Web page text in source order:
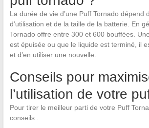
La durée de vie d’une Puff Tornado dépend
d’utilisation et de la taille de la batterie. En
Tornado offre entre 300 et 600 bouffées.
est épuisée ou que le liquide est terminé, il
et d’en utiliser une nouvelle.
Conseils pour
l’utilisation de votre
Pour tirer le meilleur parti de votre Puff
conseils :